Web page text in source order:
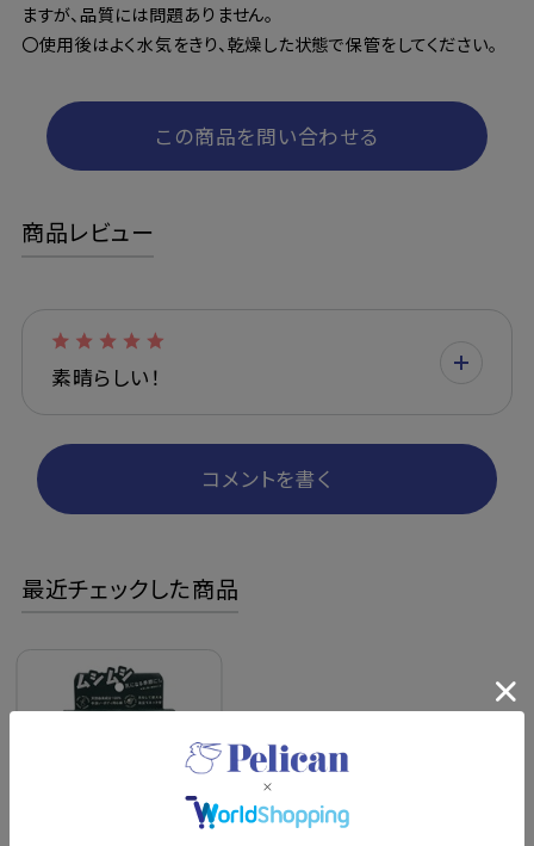
ますが、品質には問題ありません。
〇使用後はよく水気をきり、乾燥した状態で保管をしてください。
この商品を問い合わせる
商品レビュー
素晴らしい！
コメントを書く
最近チェックした商品